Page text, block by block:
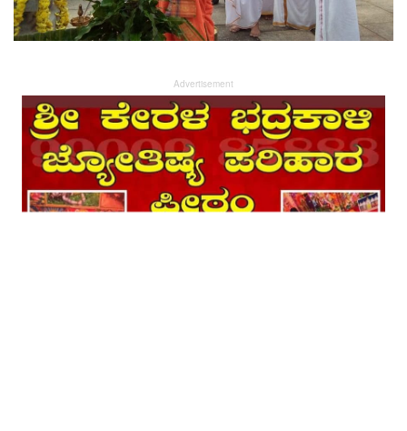
Advertisement